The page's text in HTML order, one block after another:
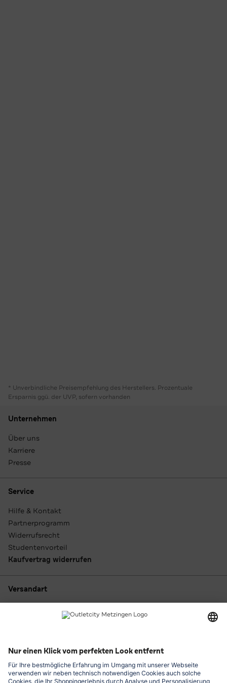
* Unverbindliche Preisempfehlung des Herstellers. Prozentuale
Ersparnis ggü. der UVP, sofern vorhanden
Unternehmen
Über uns
Karriere
Presse
Service
Hilfe & Kontakt
Partnerprogramm
Widerrufsrecht
Studentenvorteil
Kaufvertrag widerrufen
Versandart